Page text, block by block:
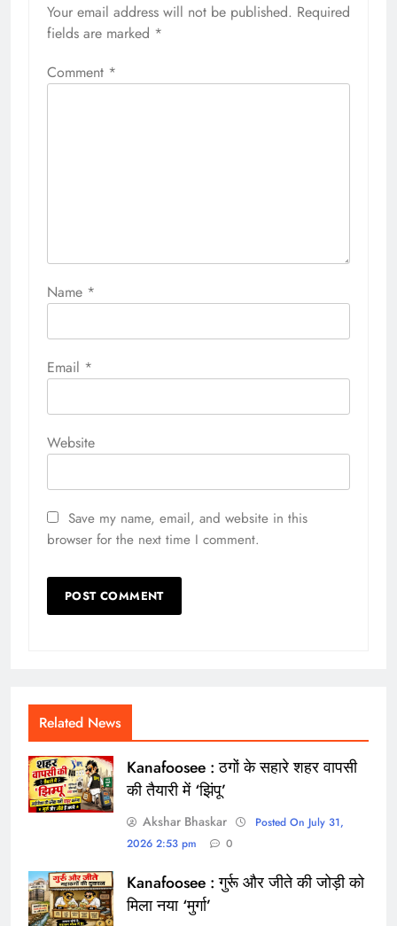
Your email address will not be published. Required
fields are marked *
Comment *
Name *
Email *
Website
Save my name, email, and website in this
browser for the next time I comment.
Related News
Kanafoosee : ठगों के सहारे शहर वापसी
की तैयारी में ‘झिंपू’
Akshar Bhaskar
Posted On July 31,
2026 2:53 pm
0
Kanafoosee : गुर्रू और जीते की जोड़ी को
मिला नया ‘मुर्गा’